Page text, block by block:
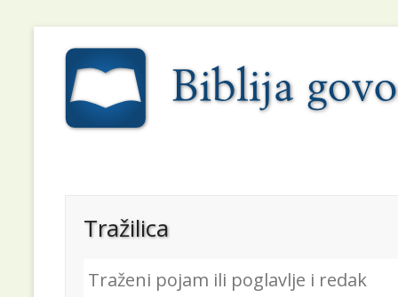
Tražilica